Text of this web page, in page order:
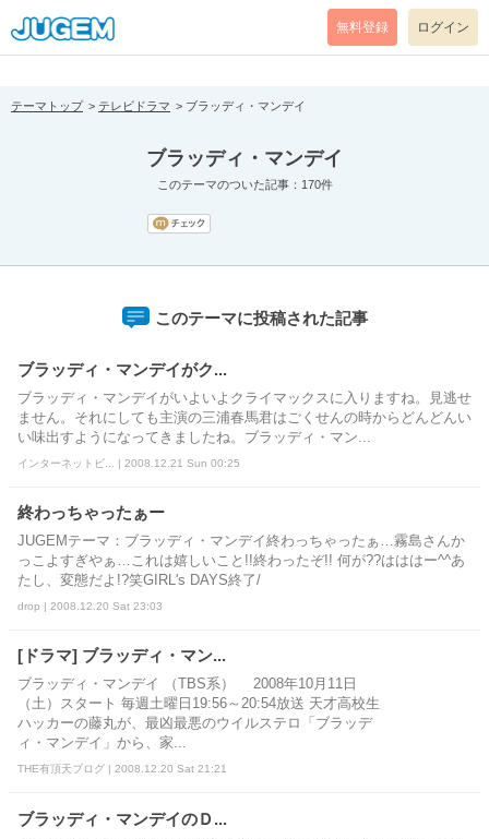
[pear_error: message="Success" code=0 mode=return level=notice
prefix="" info=""]
無料登録 ログイン
テーマトップ テレビドラマ ブラッディ・マンデイ
ブラッディ・マンデイ
このテーマのついた記事：170件
このテーマに投稿された記事
ブラッディ・マンデイがク...
ブラッディ・マンデイがいよいよクライマックスに入りますね。見逃せ
ません。それにしても主演の三浦春馬君はごくせんの時からどんどんい
い味出すようになってきましたね。ブラッディ・マン...
インターネットビ... | 2008.12.21 Sun 00:25
終わっちゃったぁー
JUGEMテーマ：ブラッディ・マンデイ終わっちゃったぁ…霧島さんか
っこよすぎやぁ…これは嬉しいこと!!終わったぞ!! 何が??はははー^^あ
たし、変態だよ!?笑GIRL's DAYS終了/
drop | 2008.12.20 Sat 23:03
[ドラマ] ブラッディ・マン...
ブラッディ・マンデイ （TBS系） 2008年10月11日
（土）スタート 毎週土曜日19:56～20:54放送 天才高校生
ハッカーの藤丸が、最凶最悪のウイルステロ「ブラッデ
ィ・マンデイ」から、家...
THE有頂天ブログ | 2008.12.20 Sat 21:21
ブラッディ・マンデイのＤ...